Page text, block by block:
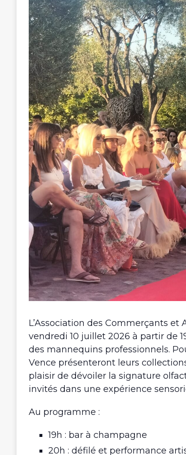
L’Association des Commerçants et
vendredi 10 juillet 2026 à partir de
des mannequins professionnels.
Vence présenteront leurs
plaisir de dévoiler la signature
invités dans une expérience
Au programme :
19h : bar à champagne
20h : défilé et performance